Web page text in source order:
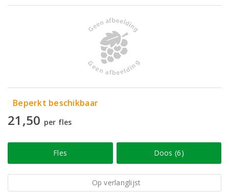
Beperkt beschikbaar
21,50 per fles
Fles Doos (6)
Op verlanglijst